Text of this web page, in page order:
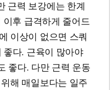
근력 보강에는 한계
이후 급격하게 줄어드
이상이 없으면 스쿼
좋다. 근육이 많아야
좋다. 다만 근력 운동
해 매일보다는 일주